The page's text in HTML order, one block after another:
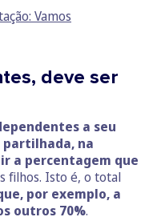
Vamos
deve ser
a seu
partilhada, na
a percentagem que
filhos. Isto é, o total
por exemplo, a
outros 70%.